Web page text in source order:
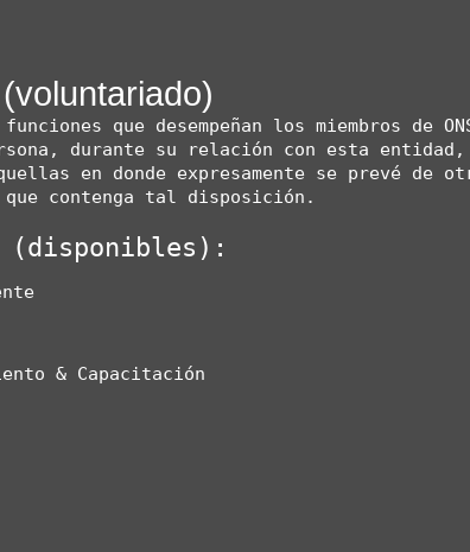
que desempeñan los miembros de
durante su relación con esta entidad,
en donde expresamente se prevé de
contenga tal disposición.
& Capacitación